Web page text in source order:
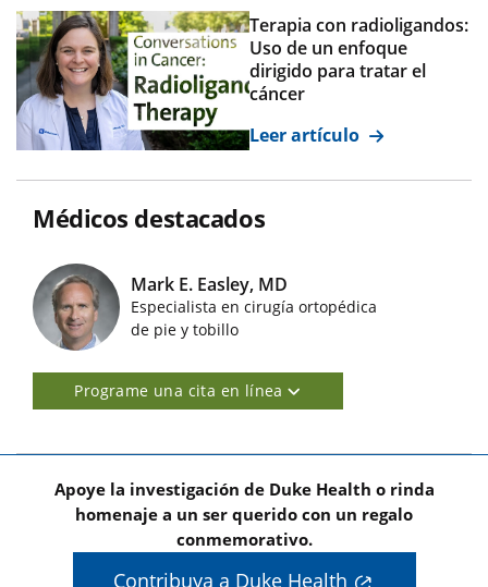
Terapia con radioligandos:
Uso de un enfoque
dirigido para tratar el
cáncer
Leer artículo
Médicos destacados
Imágenes de médicos destacados
Mark E. Easley, MD
Especialista en cirugía ortopédica
de pie y tobillo
Programe una cita en línea
Apoye la investigación de Duke Health o rinda
homenaje a un ser querido con un regalo
conmemorativo.
Contribuya a Duke Health